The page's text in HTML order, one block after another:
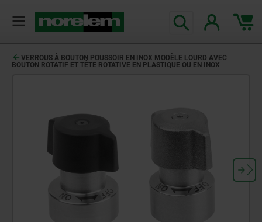
VERROUS À BOUTON POUSSOIR EN INOX MODÈLE LOURD AVEC
BOUTON ROTATIF ET TÊTE ROTATIVE EN PLASTIQUE OU EN INOX